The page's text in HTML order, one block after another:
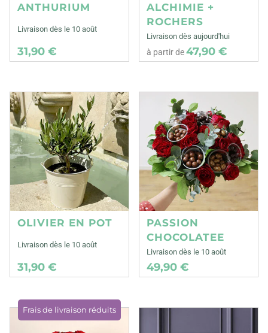
ANTHURIUM
Livraison dès le 10 août
31,90 €
ALCHIMIE +
ROCHERS
Livraison dès aujourd'hui
à partir de47,90 €
OLIVIER EN POT
Livraison dès le 10 août
31,90 €
PASSION
CHOCOLATEE
Livraison dès le 10 août
49,90 €
Frais de livraison réduits